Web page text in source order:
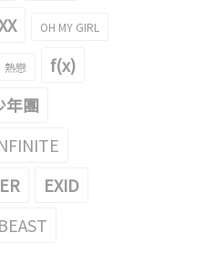
OH MY GIRL
熱戀
f(x)
年團
EXID
BEAST